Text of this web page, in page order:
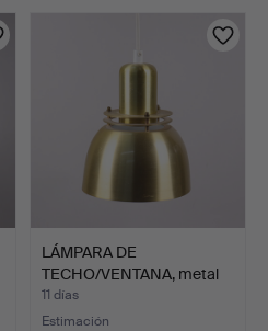
LÁMPARA DE
TECHO/VENTANA, metal
dorado, dé…
11 días
Estimación